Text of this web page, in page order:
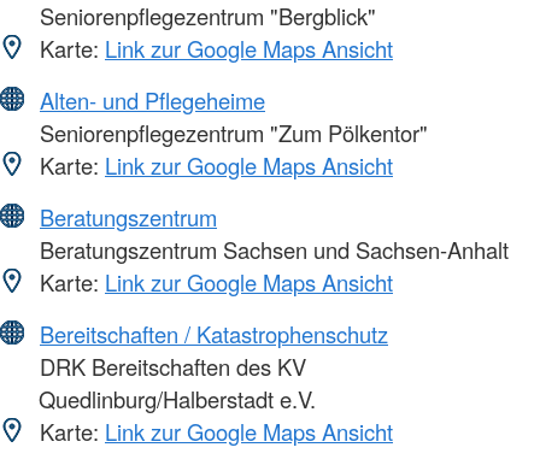
Seniorenpflegezentrum "Bergblick"
Karte: Link zur Google Maps Ansicht
Alten- und Pflegeheime
Seniorenpflegezentrum "Zum Pölkentor"
Karte: Link zur Google Maps Ansicht
Beratungszentrum
Beratungszentrum Sachsen und Sachsen-Anhalt
Karte: Link zur Google Maps Ansicht
Bereitschaften / Katastrophenschutz
DRK Bereitschaften des KV
Quedlinburg/Halberstadt e.V.
Karte: Link zur Google Maps Ansicht